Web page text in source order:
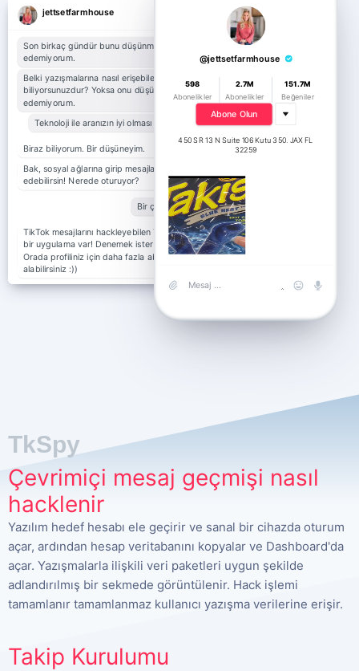
jettsetfarmhouse
Son birkaç gündür bunu düşünmeden
edemiyorum.
Belki yazışmalarına nasıl erişebileceğinizi
biliyorsunuzdur? Yoksa onu düşünmeden
edemiyorum.
Teknoloji ile aranızın iyi olması gerekiyor :))
Biraz biliyorum. Bir düşüneyim.
Bak, sosyal ağlarına girip mesajlarını takip
edebilirsin! Nerede oturuyor?
Bir çeşit tiktoker.
TikTok mesajlarını hackleyebilen TkSpy adlı
bir uygulama var! Denemek ister misiniz?
Orada profiliniz için daha fazla abone de
alabilirsiniz :))
@jettsetfarmhouse
598
Abonelikler
2.7M
Abonelikler
151.7M
Beğeniler
Abone Olun
450 SR 13 N Suite 106 Kutu 350. JAX FL
32259
TkSpy
Çevrimiçi mesaj geçmişi nasıl
hacklenir
Yazılım hedef hesabı ele geçirir ve sanal bir cihazda oturum
açar, ardından hesap veritabanını kopyalar ve Dashboard'da
açar. Yazışmalarla ilişkili veri paketleri uygun şekilde
adlandırılmış bir sekmede görüntülenir. Hack işlemi
tamamlanır tamamlanmaz kullanıcı yazışma verilerine erişir.
Takip Kurulumu